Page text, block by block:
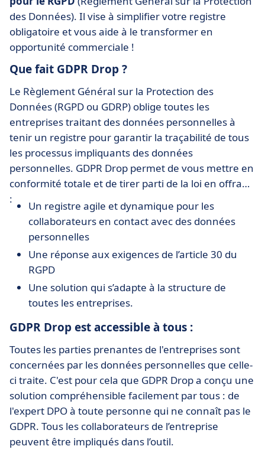
des Données). Il vise à simplifier votre registre
obligatoire et vous aide à le transformer en
opportunité commerciale !
Que fait GDPR Drop ?
Le Règlement Général sur la Protection des
Données (RGPD ou GDRP) oblige toutes les
entreprises traitant des données personnelles à
tenir un registre pour garantir la traçabilité de tous
les processus impliquants des données
personnelles. GDPR Drop permet de vous mettre en
conformité totale et de tirer parti de la loi en offrant
:
Un registre agile et dynamique pour les
collaborateurs en contact avec des données
personnelles
Une réponse aux exigences de l’article 30 du
RGPD
Une solution qui s’adapte à la structure de
toutes les entreprises.
GDPR Drop est accessible à tous :
Toutes les parties prenantes de l'entreprises sont
concernées par les données personnelles que celle-
ci traite. C'est pour cela que GDPR Drop a conçu une
solution compréhensible facilement par tous : de
l'expert DPO à toute personne qui ne connaît pas le
GDPR. Tous les collaborateurs de l’entreprise
peuvent être impliqués dans l’outil.